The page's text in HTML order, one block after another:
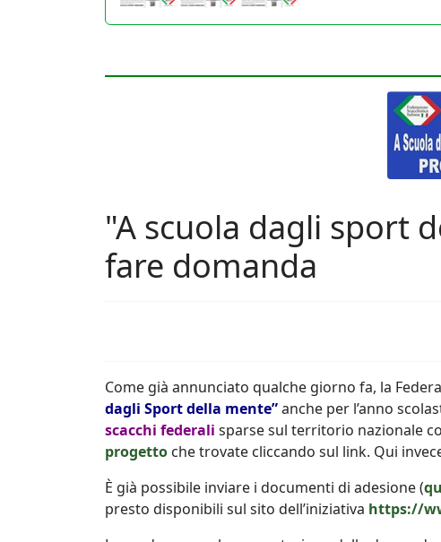
"A scuola dagli sport
fare domanda
Come già annunciato qualche giorno fa, la
dagli Sport della mente”anche per l’anno
scacchi federali sparse sul territorio nazionale
progetto che trovate cliccando sul link. Qui
È già possibile inviare i documenti di adesione (
presto disponibili sul sito dell’iniziativa https://